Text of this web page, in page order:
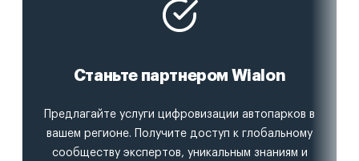
Станьте партнером Wialon
Предлагайте услуги цифровизации автопарков в
вашем регионе. Получите доступ к глобальному
сообществу экспертов, уникальным знаниям и